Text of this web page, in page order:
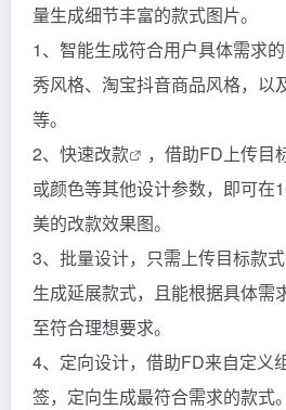
量生成细节丰富的款式图片。
1、智能生成符合用户具体需求
秀风格、淘宝抖音商品风格，以
等。
2、快速改款
，借助FD上传目
或颜色等其他设计参数，即可在
美的改款效果图。
3、批量设计，只需上传目标款
生成延展款式，且能根据具体需
至符合理想要求。
4、定向设计，借助FD来自定义
签，定向生成最符合需求的款式。